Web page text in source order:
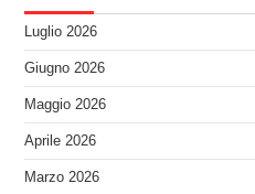
Luglio 2026
Giugno 2026
Maggio 2026
Aprile 2026
Marzo 2026